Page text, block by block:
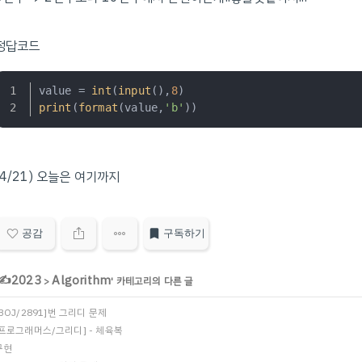
답코드
value = int (input (), 8)
print (format (value, 'b' ))
21) 오늘은 여기까지
공감 구독하기
>Algorithm' 카테고리의 다른 글
2891]번 그리디 문제
로그래머스/그리디] - 체육복
현